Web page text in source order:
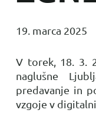
19. marca 2025
V torek, 18. 3.
naglušne
predavanje in
vzgoje v